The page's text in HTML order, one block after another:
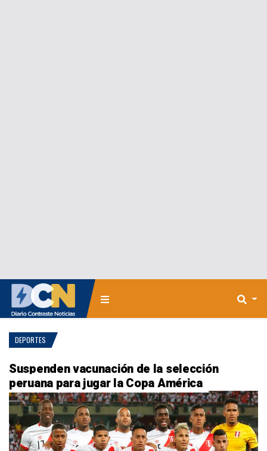
DEPORTES
Suspenden vacunación de la selección
peruana para jugar la Copa América